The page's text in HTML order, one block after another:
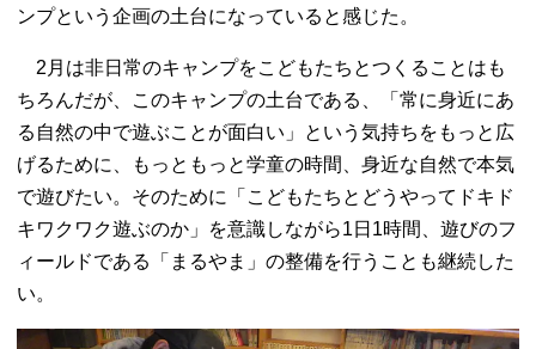
ンプという企画の土台になっていると感じた。
2月は非日常のキャンプをこどもたちとつくることはも
ちろんだが、このキャンプの土台である、「常に身近にあ
る自然の中で遊ぶことが面白い」という気持ちをもっと広
げるために、もっともっと学童の時間、身近な自然で本気
で遊びたい。そのために「こどもたちとどうやってドキド
キワクワク遊ぶのか」を意識しながら1日1時間、遊びのフ
ィールドである「まるやま」の整備を行うことも継続した
い。